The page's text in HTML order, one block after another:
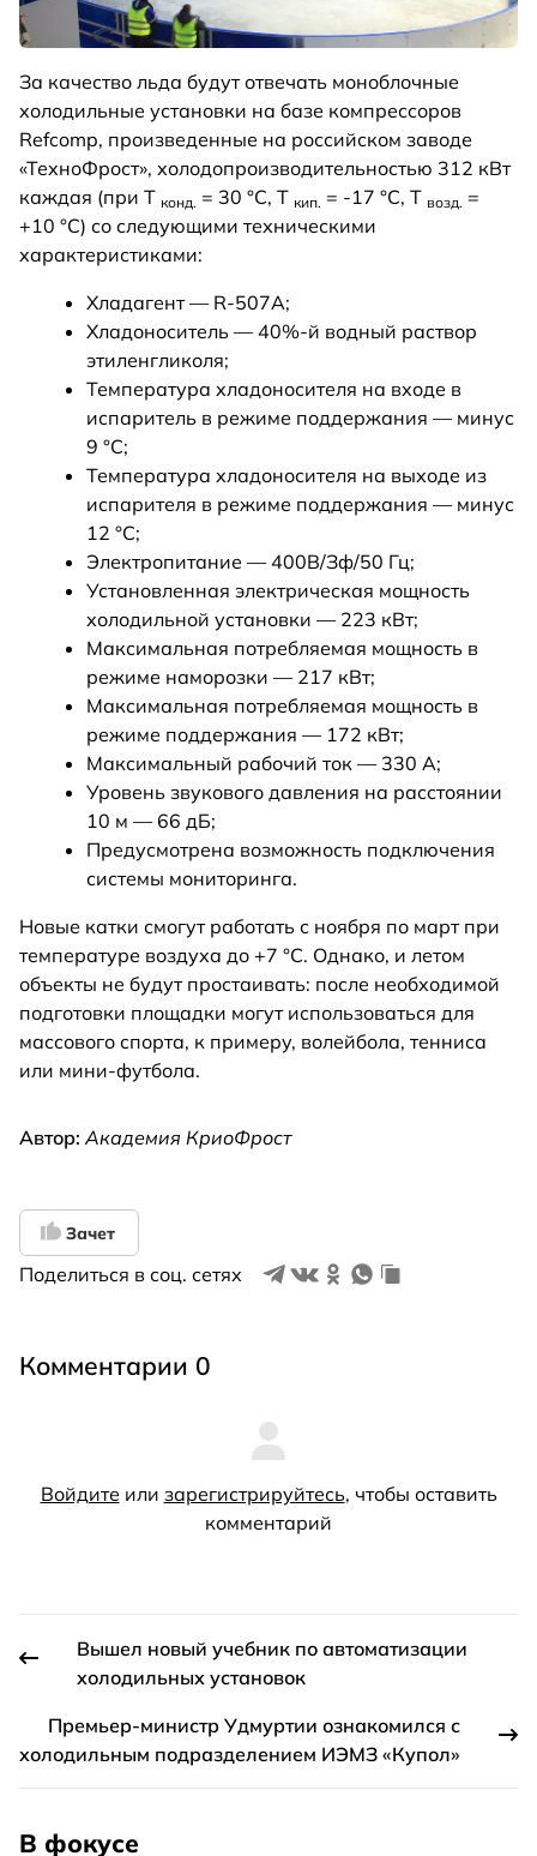
За качество льда будут отвечать моноблочные
холодильные установки на базе компрессоров
Refcomp, произведенные на российском заводе
«ТехноФрост», холодопроизводительностью 312 кВт
каждая (при Т конд. = 30 °С, Т кип. = -17 °С, Т возд. =
+10 °С) со следующими техническими
характеристиками:
Хладагент — R-507А;
Хладоноситель — 40%-й водный раствор
этиленгликоля;
Температура хладоносителя на входе в
испаритель в режиме поддержания — минус
9 °С;
Температура хладоносителя на выходе из
испарителя в режиме поддержания — минус
12 °С;
Электропитание — 400В/Зф/50 Гц;
Установленная электрическая мощность
холодильной установки — 223 кВт;
Максимальная потребляемая мощность в
режиме наморозки — 217 кВт;
Максимальная потребляемая мощность в
режиме поддержания — 172 кВт;
Максимальный рабочий ток — 330 А;
Уровень звукового давления на расстоянии
10 м — 66 дБ;
Предусмотрена возможность подключения
системы мониторинга.
Новые катки смогут работать с ноября по март при
температуре воздуха до +7 °С. Однако, и летом
объекты не будут простаивать: после необходимой
подготовки площадки могут использоваться для
массового спорта, к примеру, волейбола, тенниса
или мини-футбола.
Автор: Академия КриоФрост
Зачет
Поделиться в соц. сетях
Комментарии 0
Войдите или зарегистрируйтесь, чтобы оставить
комментарий
Вышел новый учебник по автоматизации
холодильных установок
Премьер-министр Удмуртии ознакомился с
холодильным подразделением ИЭМЗ «Купол»
В фокусе